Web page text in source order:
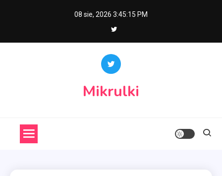
08 sie, 2026 3:45:16 PM
Mikrulki